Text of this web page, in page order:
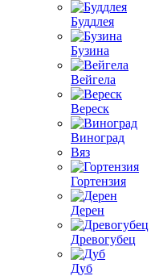
Буддлея
Бузина
Вейгела
Вереск
Виноград
Вяз
Гортензия
Дерен
Древогубец
Дуб